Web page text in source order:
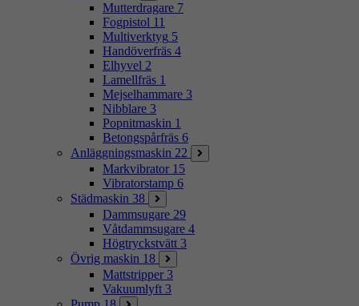
Mutterdragare 7
Fogpistol 11
Multiverktyg 5
Handöverfräs 4
Elhyvel 2
Lamellfräs 1
Mejselhammare 3
Nibblare 3
Popnitmaskin 1
Betongspårfräs 6
Anläggningsmaskin 22
Markvibrator 15
Vibratorstamp 6
Städmaskin 38
Dammsugare 29
Våtdammsugare 4
Högtryckstvätt 3
Övrig maskin 18
Mattstripper 3
Vakuumlyft 3